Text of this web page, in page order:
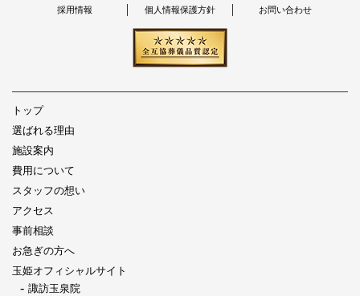
採用情報 個人情報保護方針 お問い合わせ
トップ
選ばれる理由
施設案内
費用について
スタッフの想い
アクセス
事前相談
お急ぎの方へ
玉姫オフィシャルサイト
諏訪玉泉院